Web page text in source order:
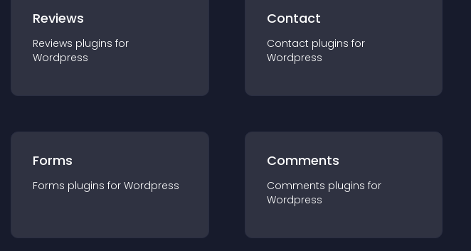
Reviews
Reviews plugins for
Wordpress
Contact
Contact plugins for
Wordpress
Forms
Forms plugins for Wordpress
Comments
Comments plugins for
Wordpress